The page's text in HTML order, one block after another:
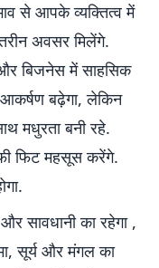
से आपके व्यक्तित्व में
अवसर मिलेंगे.
बिजनेस में साहसिक
बढ़ेगा, लेकिन
मधुरता बनी रहे.
फिट महसूस करेंगे.
सावधानी का रहेगा ,
सूर्य और मंगल का